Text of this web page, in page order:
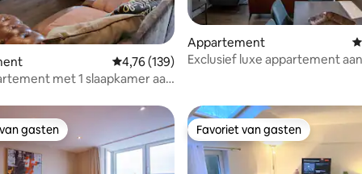
van 5 uit 5, 47 recensies
Gemiddelde beoordeling van 4,76 uit 5, 139
4,76 (139)
met 1 slaapkamer aan
Appartement
Exclusief luxe appartement
gasten
gasten Favoriet van gasten
Favoriet van gasten